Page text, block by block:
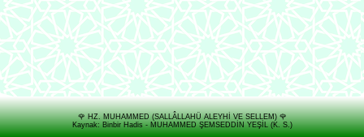
🌹 HZ. MUHAMMED (SALLÂLLAHÜ ALEYHİ VE SELLEM) 🌹
Kaynak: Binbir Hadis - MUHAMMED ŞEMSEDDİN YEŞİL (K. S.)